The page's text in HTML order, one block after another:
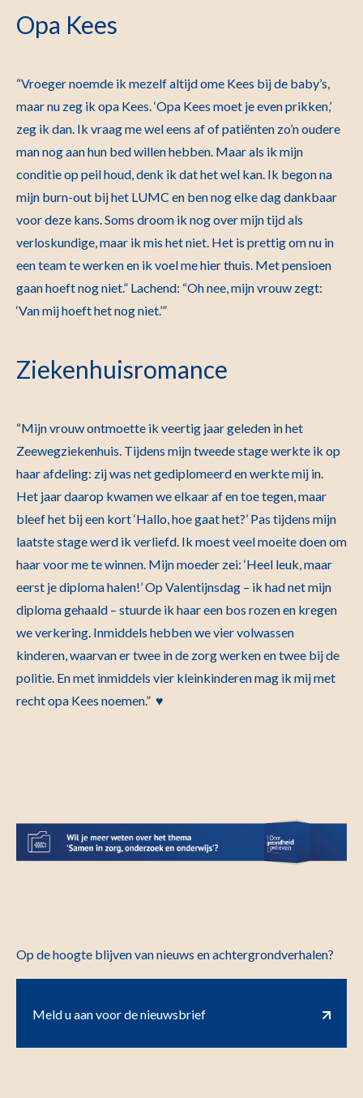
Opa Kees
“Vroeger noemde ik mezelf altijd ome Kees bij de baby’s,
maar nu zeg ik opa Kees. ‘Opa Kees moet je even prikken,’
zeg ik dan. Ik vraag me wel eens af of patiënten zo’n oudere
man nog aan hun bed willen hebben. Maar als ik mijn
conditie op peil houd, denk ik dat het wel kan. Ik begon na
mijn burn-out bij het LUMC en ben nog elke dag dankbaar
voor deze kans. Soms droom ik nog over mijn tijd als
verloskundige, maar ik mis het niet. Het is prettig om nu in
een team te werken en ik voel me hier thuis. Met pensioen
gaan hoeft nog niet.” Lachend: “Oh nee, mijn vrouw zegt:
‘Van mij hoeft het nog niet.’”
Ziekenhuisromance
“Mijn vrouw ontmoette ik veertig jaar geleden in het
Zeewegziekenhuis. Tijdens mijn tweede stage werkte ik op
haar afdeling: zij was net gediplomeerd en werkte mij in.
Het jaar daarop kwamen we elkaar af en toe tegen, maar
bleef het bij een kort ‘Hallo, hoe gaat het?’ Pas tijdens mijn
laatste stage werd ik verliefd. Ik moest veel moeite doen om
haar voor me te winnen. Mijn moeder zei: ‘Heel leuk, maar
eerst je diploma halen!’ Op Valentijnsdag – ik had net mijn
diploma gehaald – stuurde ik haar een bos rozen en kregen
we verkering. Inmiddels hebben we vier volwassen
kinderen, waarvan er twee in de zorg werken en twee bij de
politie. En met inmiddels vier kleinkinderen mag ik mij met
recht opa Kees noemen.” ♥
Op de hoogte blijven van nieuws en achtergrondverhalen?
Meld u aan voor de nieuwsbrief